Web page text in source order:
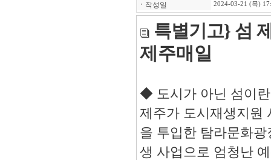
ㆍ 작성일 2024-03-21 (목)
특별기고} 섬
제주매일
◆ 도시가 아닌 섬이
제주가 도시재생지원
을 투입한 탐라문화
생 사업으로 엄청난